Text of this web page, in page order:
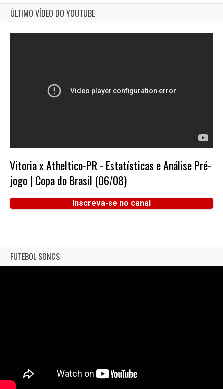
ÚLTIMO VÍDEO DO YOUTUBE
Vitoria x Atheltico-PR - Estatísticas e Análise Pré-
jogo | Copa do Brasil (06/08)
Inscreva-se no canal
FUTEBOL SONGS